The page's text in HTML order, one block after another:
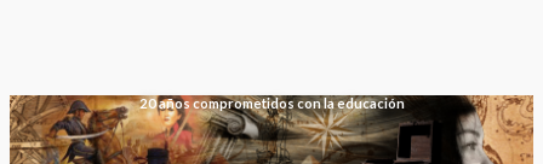
20 años comprometidos con la educación